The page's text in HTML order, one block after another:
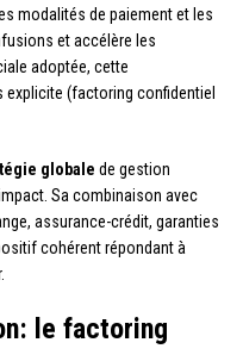
modalités de paiement et les
et accélère les
adoptée, cette
(factoring confidentiel
globale de gestion
Sa combinaison avec
assurance-crédit, garanties
cohérent répondant à
le factoring